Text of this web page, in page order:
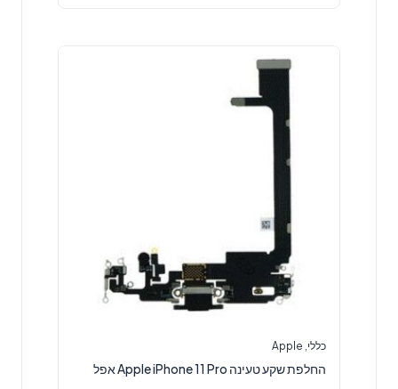
כללי Apple
‏החלפת שקע טעינה Apple iPhone 11 Pro אפל